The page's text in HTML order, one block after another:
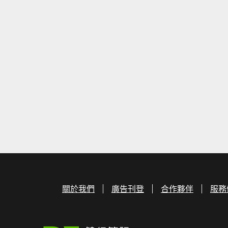
關於我們 廣告刊登 合作夥伴 服